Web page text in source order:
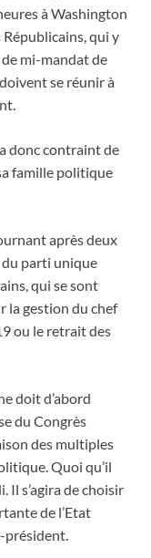
à Washington
qui y
mi-mandat de
se réunir à
donc contraint de
famille politique
après deux
du parti unique
qui se sont
la gestion du chef
ou le retrait des
doit d’abord
du Congrès
des multiples
Quoi qu’il
Il s’agira de choisir
de l’Etat
président.